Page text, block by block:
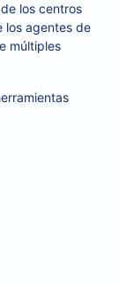
los centros
los agentes de
múltiples